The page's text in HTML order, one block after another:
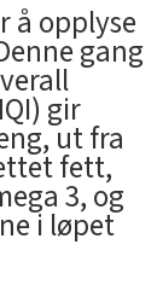
å opplyse
gang
gir
ut fra
fett,
3, og
i løpet